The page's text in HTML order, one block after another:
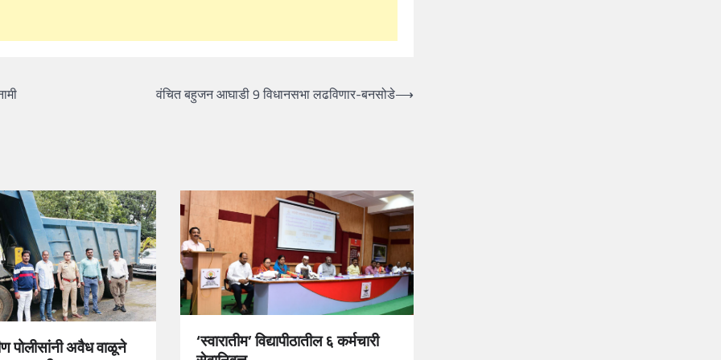
वंचित बहुजन आघाडी 9 विधानसभा लढविणार-बनसोडे⟶
पोलीसांनी अवैध वाळूने
‘स्वारातीम’ विद्यापीठातील ६ कर्मचारी